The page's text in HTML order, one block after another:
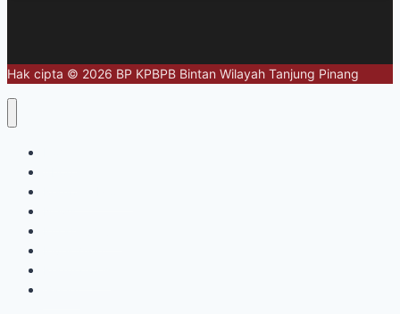
Hak cipta © 2026 BP KPBPB Bintan Wilayah Tanjung Pinang